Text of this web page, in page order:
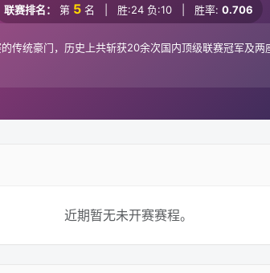
联赛排名： 第 5 名 胜:24 负:10 胜率: 0.706
传统豪门，历史上共斩获20余次国内顶级联赛冠军及
近期暂无未开赛赛程。